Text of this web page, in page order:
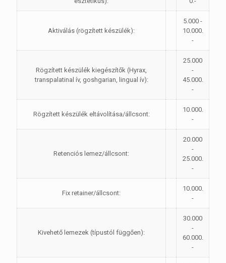
Aktiválás (rögzített készülék):
5.000 -
10.000.
-
Rögzített készülék kiegészítők (Hyrax,
transpalatinal ív, goshgarian, lingual ív):
25.000
-
45.000.
-
Rögzített készülék eltávolítása/állcsont:
10.000.
-
Retenciós lemez/állcsont:
20.000
-
25.000.
-
Fix retainer/állcsont:
10.000.
-
Kivehető lemezek (típustól függően):
30.000
-
60.000.
-